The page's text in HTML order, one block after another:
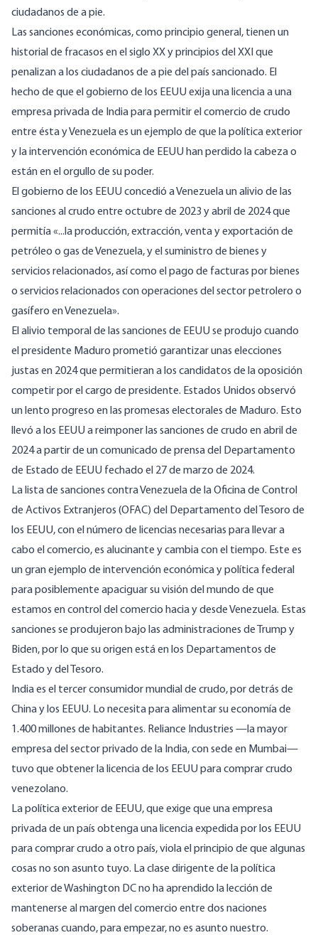
ciudadanos de a pie.
Las sanciones económicas, como principio general, tienen un
historial de fracasos en el siglo XX y principios del XXI que
penalizan a los ciudadanos de a pie del país sancionado. El
hecho de que el gobierno de los EEUU exija una licencia a una
empresa privada de India para permitir el comercio de crudo
entre ésta y Venezuela es un ejemplo de que la política exterior
y la intervención económica de EEUU han perdido la cabeza o
están en el orgullo de su poder.
El gobierno de los EEUU concedió a Venezuela un alivio de las
sanciones al crudo entre octubre de 2023 y abril de 2024 que
permitía «...la producción, extracción, venta y exportación de
petróleo o gas de Venezuela, y el suministro de bienes y
servicios relacionados, así como el pago de facturas por bienes
o servicios relacionados con operaciones del sector petrolero o
gasífero en Venezuela».
El alivio temporal de las sanciones de EEUU se produjo cuando
el presidente Maduro prometió garantizar unas elecciones
justas en 2024 que permitieran a los candidatos de la oposición
competir por el cargo de presidente. Estados Unidos observó
un lento progreso en las promesas electorales de Maduro. Esto
llevó a los EEUU a reimponer las sanciones de crudo en abril de
2024 a partir de uncomunicado de prensadel Departamento
de Estado de EEUU fechado el 27 de marzo de 2024.
La lista de sanciones contra Venezuela de laOficina de Control
de Activos Extranjeros (OFAC) del Departamento del Tesoro de
los EEUU, con el número de licencias necesarias para llevar a
cabo el comercio, es alucinante y cambia con el tiempo. Este es
un gran ejemplo de intervención económica y política federal
para posiblemente apaciguar su visión del mundo de que
estamos en control del comercio hacia y desde Venezuela. Estas
sanciones se produjeron bajo las administraciones de Trump y
Biden, por lo que su origen está en los Departamentos de
Estado y del Tesoro.
India es el tercer consumidormundial de crudo, por detrás de
China y los EEUU. Lo necesita para alimentar su economía de
1.400 millones de habitantes. Reliance Industries —lamayor
empresa del sector privado de la India, con sede en Mumbai—
tuvo que obtener la licencia de los EEUU para comprar crudo
venezolano.
La política exterior de EEUU, que exige que una empresa
privada de un país obtenga una licencia expedida por los EEUU
para comprar crudo a otro país, viola el principio de que algunas
cosas no son asunto tuyo. La clase dirigente de la política
exterior de Washington DC no ha aprendido la lección de
mantenerse al margen del comercio entre dos naciones
soberanas cuando, para empezar, no es asunto nuestro.